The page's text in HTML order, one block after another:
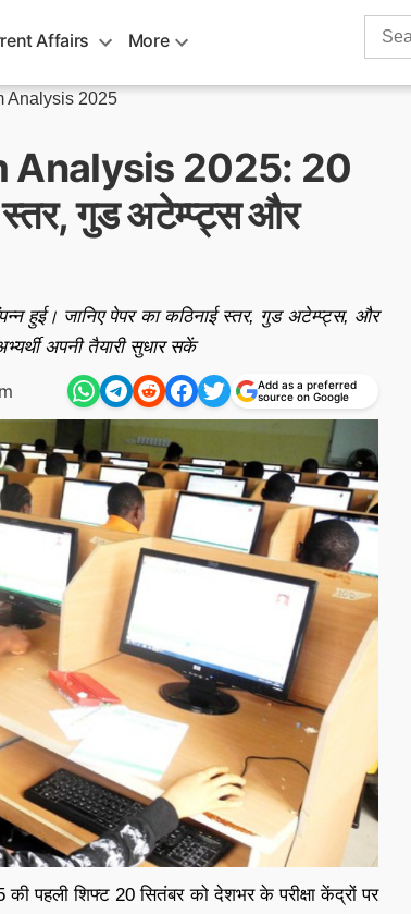
Affairs More
Search
Analysis 2025
Analysis 2025: 20
स्तर, गुड अटेम्प्ट्स और
हुई। जानिए पेपर का कठिनाई स्तर, गुड अटेम्प्ट्स, और
अपनी तैयारी सुधार सकें
Add as a preferred
source on Google
पहली शिफ्ट 20 सितंबर को देशभर के परीक्षा केंद्रों पर